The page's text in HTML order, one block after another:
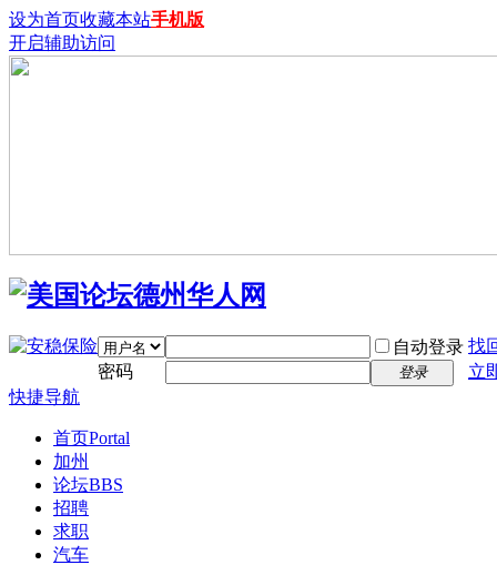
设为首页收藏本站手机版
开启辅助访问
自动登录 找
密码
登录
立
快捷导航
首页Portal
加州
论坛BBS
招聘
求职
汽车